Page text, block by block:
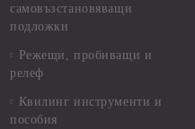
самовъзстановяващи
подложки
Режещи, пробиващи и
релеф
Квилинг инструменти и
пособия